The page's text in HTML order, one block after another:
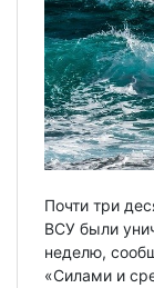
Почти три
ВСУ были
неделю,
«Силами и